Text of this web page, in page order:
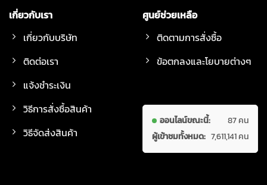
เกี่ยวกับเรา
เกี่ยวกับบริษัท
ติดต่อเรา
แจ้งชำระเงิน
วิธีการสั่งซื้อสินค้า
วิธีจัดส่งสินค้า
ศูนย์ช่วยเหลือ
ติดตามการสั่งซื้อ
ข้อตกลงและโยบายต่างๆ
ออนไลน์ขณะนี้:
87 คน
ผู้เข้าชมทั้งหมด: 7,611,141 คน